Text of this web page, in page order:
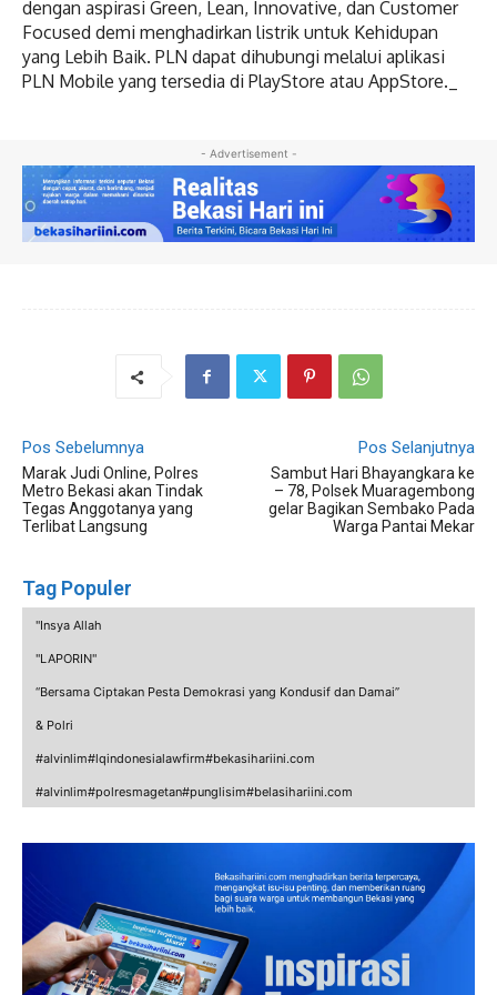
dengan aspirasi Green, Lean, Innovative, dan Customer
Focused demi menghadirkan listrik untuk Kehidupan
yang Lebih Baik. PLN dapat dihubungi melalui aplikasi
PLN Mobile yang tersedia di PlayStore atau AppStore._
- Advertisement -
Pos Sebelumnya
Marak Judi Online, Polres
Metro Bekasi akan Tindak
Tegas Anggotanya yang
Terlibat Langsung
Pos Selanjutnya
Sambut Hari Bhayangkara ke
– 78, Polsek Muaragembong
gelar Bagikan Sembako Pada
Warga Pantai Mekar
Tag Populer
"Insya Allah
"LAPORIN"
“Bersama Ciptakan Pesta Demokrasi yang Kondusif dan Damai”
& Polri
#alvinlim#lqindonesialawfirm#bekasihariini.com
#alvinlim#polresmagetan#punglisim#belasihariini.com